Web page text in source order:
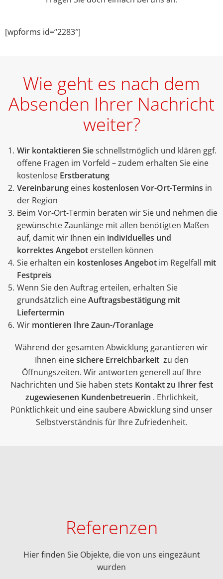
[wpforms id=“2283″]
Wie geht es nach dem
Absenden Ihrer Nachricht
weiter?
Wir kontaktieren Sieschnellstmöglich und klären ggf.
offene Fragen im Vorfeld – zudem erhalten Sie eine
kostenlose Erstberatung
Vereinbarungeines kostenlosen Vor-Ort-Termins in
der Region
Beim Vor-Ort-Termin beraten wir Sie und nehmen die
gewünschte Zaunlänge mit allen benötigten Maßen
auf, damit wir Ihnen ein individuelles und
korrektes Angebot erstellen können
Sie erhalten ein kostenloses Angebotim Regelfall mit
Festpreis
Wenn Sie den Auftrag erteilen, erhalten Sie
grundsätzlich eineAuftragsbestätigung mit
Liefertermin
Wir montieren Ihre Zaun-/Toranlage
Während der gesamten Abwicklung garantieren wir
Ihnen einesichere Erreichbarkeit zu den
Öffnungszeiten. Wir antworten generell auf Ihre
Nachrichten und Sie haben stets Kontakt zu Ihrer fest
zugewiesenen Kundenbetreuerin . Ehrlichkeit,
Pünktlichkeit und eine saubere Abwicklung sind unser
Selbstverständnis für Ihre Zufriedenheit.
Referenzen
Hier finden Sie Objekte, die von uns eingezäunt
wurden